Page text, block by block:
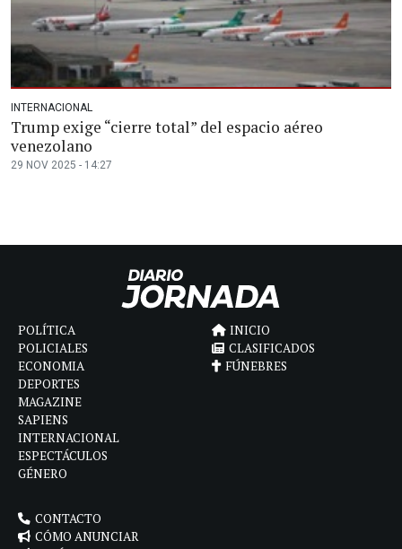
INTERNACIONAL
Trump exige “cierre total” del espacio aéreo
venezolano
29 NOV 2025 - 14:27
POLÍTICA
POLICIALES
ECONOMIA
DEPORTES
MAGAZINE
SAPIENS
INTERNACIONAL
ESPECTÁCULOS
GÉNERO
INICIO
CLASIFICADOS
FÚNEBRES
CONTACTO
CÓMO ANUNCIAR